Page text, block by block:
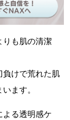
りも肌の清潔
負けで荒れた肌
ます。
よる透明感ケ